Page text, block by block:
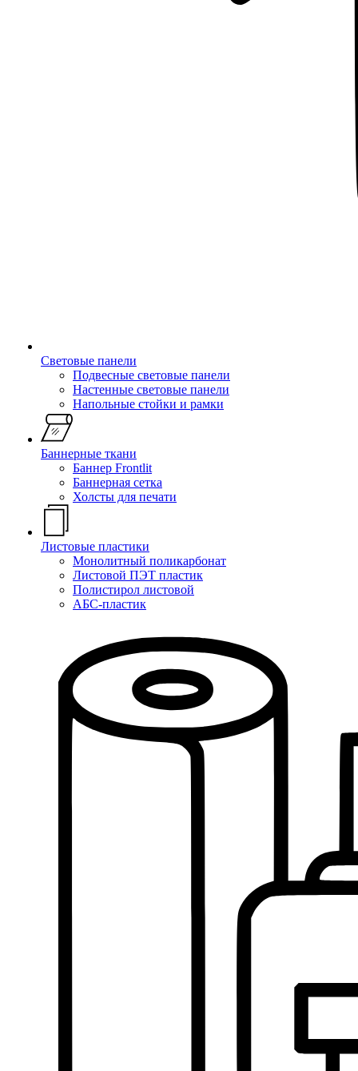
Световые панели
Подвесные световые панели
Настенные световые панели
Напольные стойки и рамки
Баннерные ткани
Баннер Frontlit
Баннерная сетка
Холсты для печати
Листовые пластики
Монолитный поликарбонат
Листовой ПЭТ пластик
Полистирол листовой
АБС-пластик